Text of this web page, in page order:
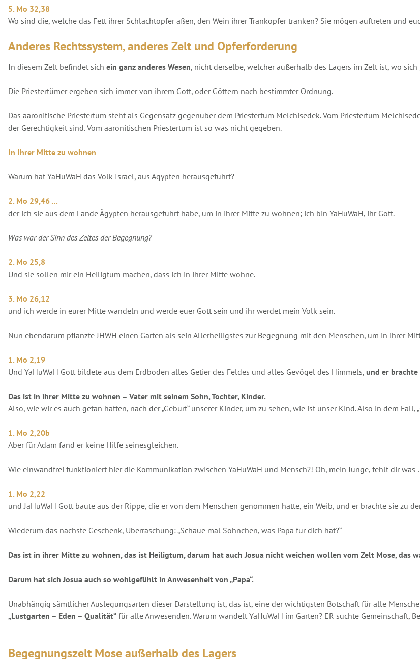
5. Mo 32,38
Wo sind die, welche das Fett ihrer Schlachtopfer aßen, den Wein ihrer Trankopfer tranken? Sie mögen auftreten und
Anderes Rechtssystem, anderes Zelt und Opferforderung
In diesem Zelt befindet sich ein ganz anderes Wesen, nicht derselbe, welcher außerhalb des Lagers im Zelt ist, wo
Die Priestertümer ergeben sich immer von ihrem Gott, oder Göttern nach bestimmter Ordnung.
Das aaronitische Priestertum steht als Gegensatz gegenüber dem Priestertum Melchisedek. Vom Priestertum
der Gerechtigkeit sind. Vom aaronitischen Priestertum ist so was nicht gegeben.
In Ihrer Mitte zu wohnen
Warum hat YaHuWaH das Volk Israel, aus Ägypten herausgeführt?
2. Mo 29,46 …
der ich sie aus dem Lande Ägypten herausgeführt habe, um in ihrer Mitte zu wohnen; ich bin YaHuWaH, ihr Gott.
Was war der Sinn des Zeltes der Begegnung?
2. Mo 25,8
Und sie sollen mir ein Heiligtum machen, dass ich in ihrer Mitte wohne.
3. Mo 26,12
und ich werde in eurer Mitte wandeln und werde euer Gott sein und ihr werdet mein Volk sein.
Nun ebendarum pflanzte JHWH einen Garten als sein Allerheiligstes zur Begegnung mit den Menschen, um in ihrer
1. Mo 2,19
Und YaHuWaH Gott bildete aus dem Erdboden alles Getier des Feldes und alles Gevögel des Himmels, und er brachte
Das ist in ihrer Mitte zu wohnen – Vater mit seinem Sohn, Tochter, Kinder.
Also, wie wir es auch getan hätten, nach der „Geburt“ unserer Kinder, um zu sehen, wie ist unser Kind. Also in dem Fall,
1. Mo 2,20b
Aber für Adam fand er keine Hilfe seinesgleichen.
Wie einwandfrei funktioniert hier die Kommunikation zwischen YaHuWaH und Mensch?! Oh, mein Junge, fehlt dir was
1. Mo 2,22
und JaHuWaH Gott baute aus der Rippe, die er von dem Menschen genommen hatte, ein Weib, und er brachte sie zu
Wiederum das nächste Geschenk, Überraschung: „Schaue mal Söhnchen, was Papa für dich hat?“
Das ist in ihrer Mitte zu wohnen, das ist Heiligtum, darum hat auch Josua nicht weichen wollen vom Zelt Mose, das
Darum hat sich Josua auch so wohlgefühlt in Anwesenheit von „Papa“.
Unabhängig sämtlicher Auslegungsarten dieser Darstellung ist, das ist, eine der wichtigsten Botschaft für alle
„Lustgarten – Eden – Qualität“ für alle Anwesenden. Warum wandelt YaHuWaH im Garten? ER suchte Gemeinschaft,
Begegnungszelt Mose außerhalb des Lagers